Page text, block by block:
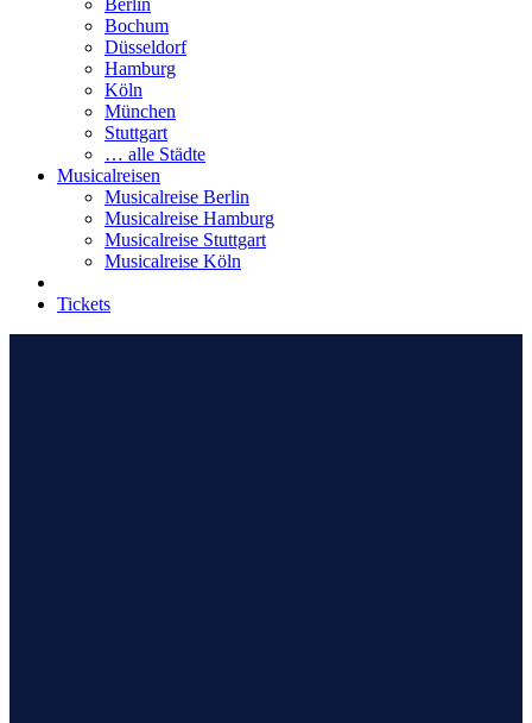
Berlin
Bochum
Düsseldorf
Hamburg
Köln
München
Stuttgart
… alle Städte
Musicalreisen
Musicalreise Berlin
Musicalreise Hamburg
Musicalreise Stuttgart
Musicalreise Köln
Tickets